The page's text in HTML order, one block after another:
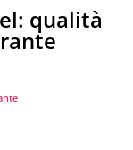
qualità